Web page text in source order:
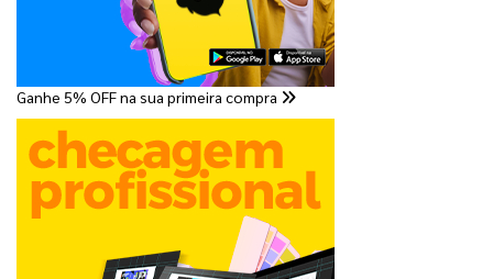
Ganhe 5% OFF na sua primeira compra